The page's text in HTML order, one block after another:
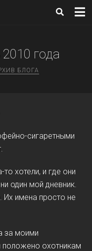
года
БЛОГА
сигаретными
хотели, и где они
один мой дневник.
Их имена просто не
за моими
положено охотникам